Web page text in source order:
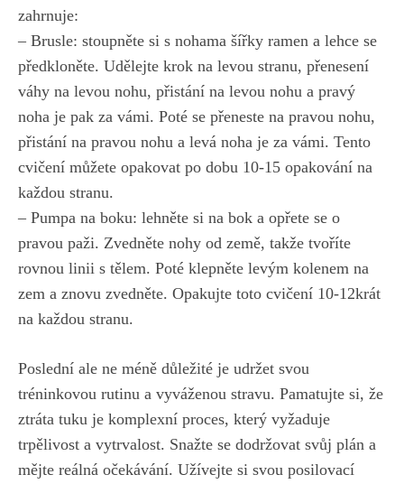
⁢zahrnuje:
– ‌Brusle: stoupněte si s ​nohama‌ šířky ramen a ‍lehce se
předkloněte. Udělejte krok na ⁤levou stranu, přenesení
váhy ‌na ‌levou nohu, ⁣přistání⁣ na levou nohu⁤ a pravý
noha ⁢je pak za vámi. Poté ⁣se přeneste‍ na pravou nohu,
přistání na ⁣pravou nohu a levá⁢ noha je za ⁣vámi. ⁣Tento
cvičení můžete⁢ opakovat⁢ po dobu 10-15 opakování ‍na
každou stranu.
– Pumpa ‌na boku: lehněte si na bok ‍a opřete se o
pravou paži. Zvedněte nohy od země, ‌takže tvoříte
rovnou linii s⁤ tělem. Poté klepněte levým kolenem‍ na
zem a znovu zvedněte. Opakujte toto ​cvičení 10-12krát⁢
na každou ‍stranu.
Poslední‌ ale ne ‌méně⁣ důležité je ⁢udržet svou
tréninkovou rutinu a ‍vyváženou stravu.⁢ Pamatujte si, ‍že
ztráta tuku je komplexní proces, ​který vyžaduje
trpělivost a vytrvalost. Snažte‍ se dodržovat svůj⁢ plán‌ a
mějte⁤ reálná očekávání. Užívejte si ‍svou⁢ posilovací